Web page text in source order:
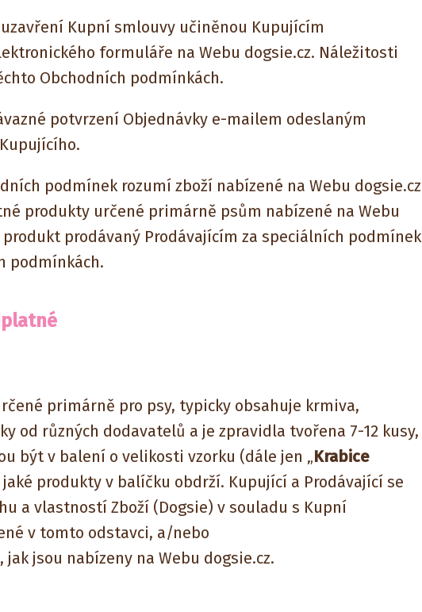
Kupní smlouvy učiněnou Kupujícím
formuláře na Webu dogsie.cz. Náležitosti
Obchodních podmínkách.
potvrzení Objednávky e-mailem odeslaným
podmínek rozumí zboží nabízené na Webu dogsie.cz
produkty určené primárně psům nabízené na Webu
prodávaný Prodávajícím za speciálních podmínek
podmínkách.
primárně pro psy, typicky obsahuje krmiva,
od různých dodavatelů a je zpravidla tvořena 7-12 kusy,
být v balení o velikosti vzorku (dále jen „Krabice
produkty v balíčku obdrží. Kupující a Prodávající se
a vlastností Zboží (Dogsie) v souladu s Kupní
v tomto odstavci, a/nebo
jsou nabízeny na Webu dogsie.cz.